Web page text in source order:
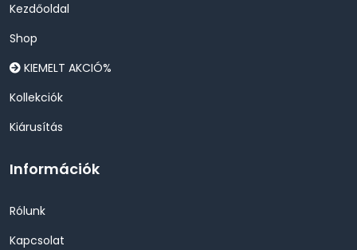
Kezdőoldal
Shop
KIEMELT AKCIÓ%
Kollekciók
Kiárusítás
Információk
Rólunk
Kapcsolat